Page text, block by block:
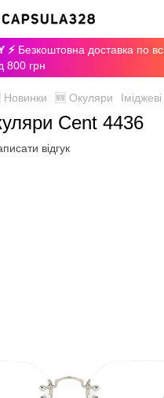
⚡ Безкоштовна доставка по
800 грн
Новинки 🆕 Окуляри
Cent 4436
відгук